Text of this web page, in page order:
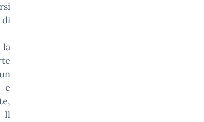
e
Il